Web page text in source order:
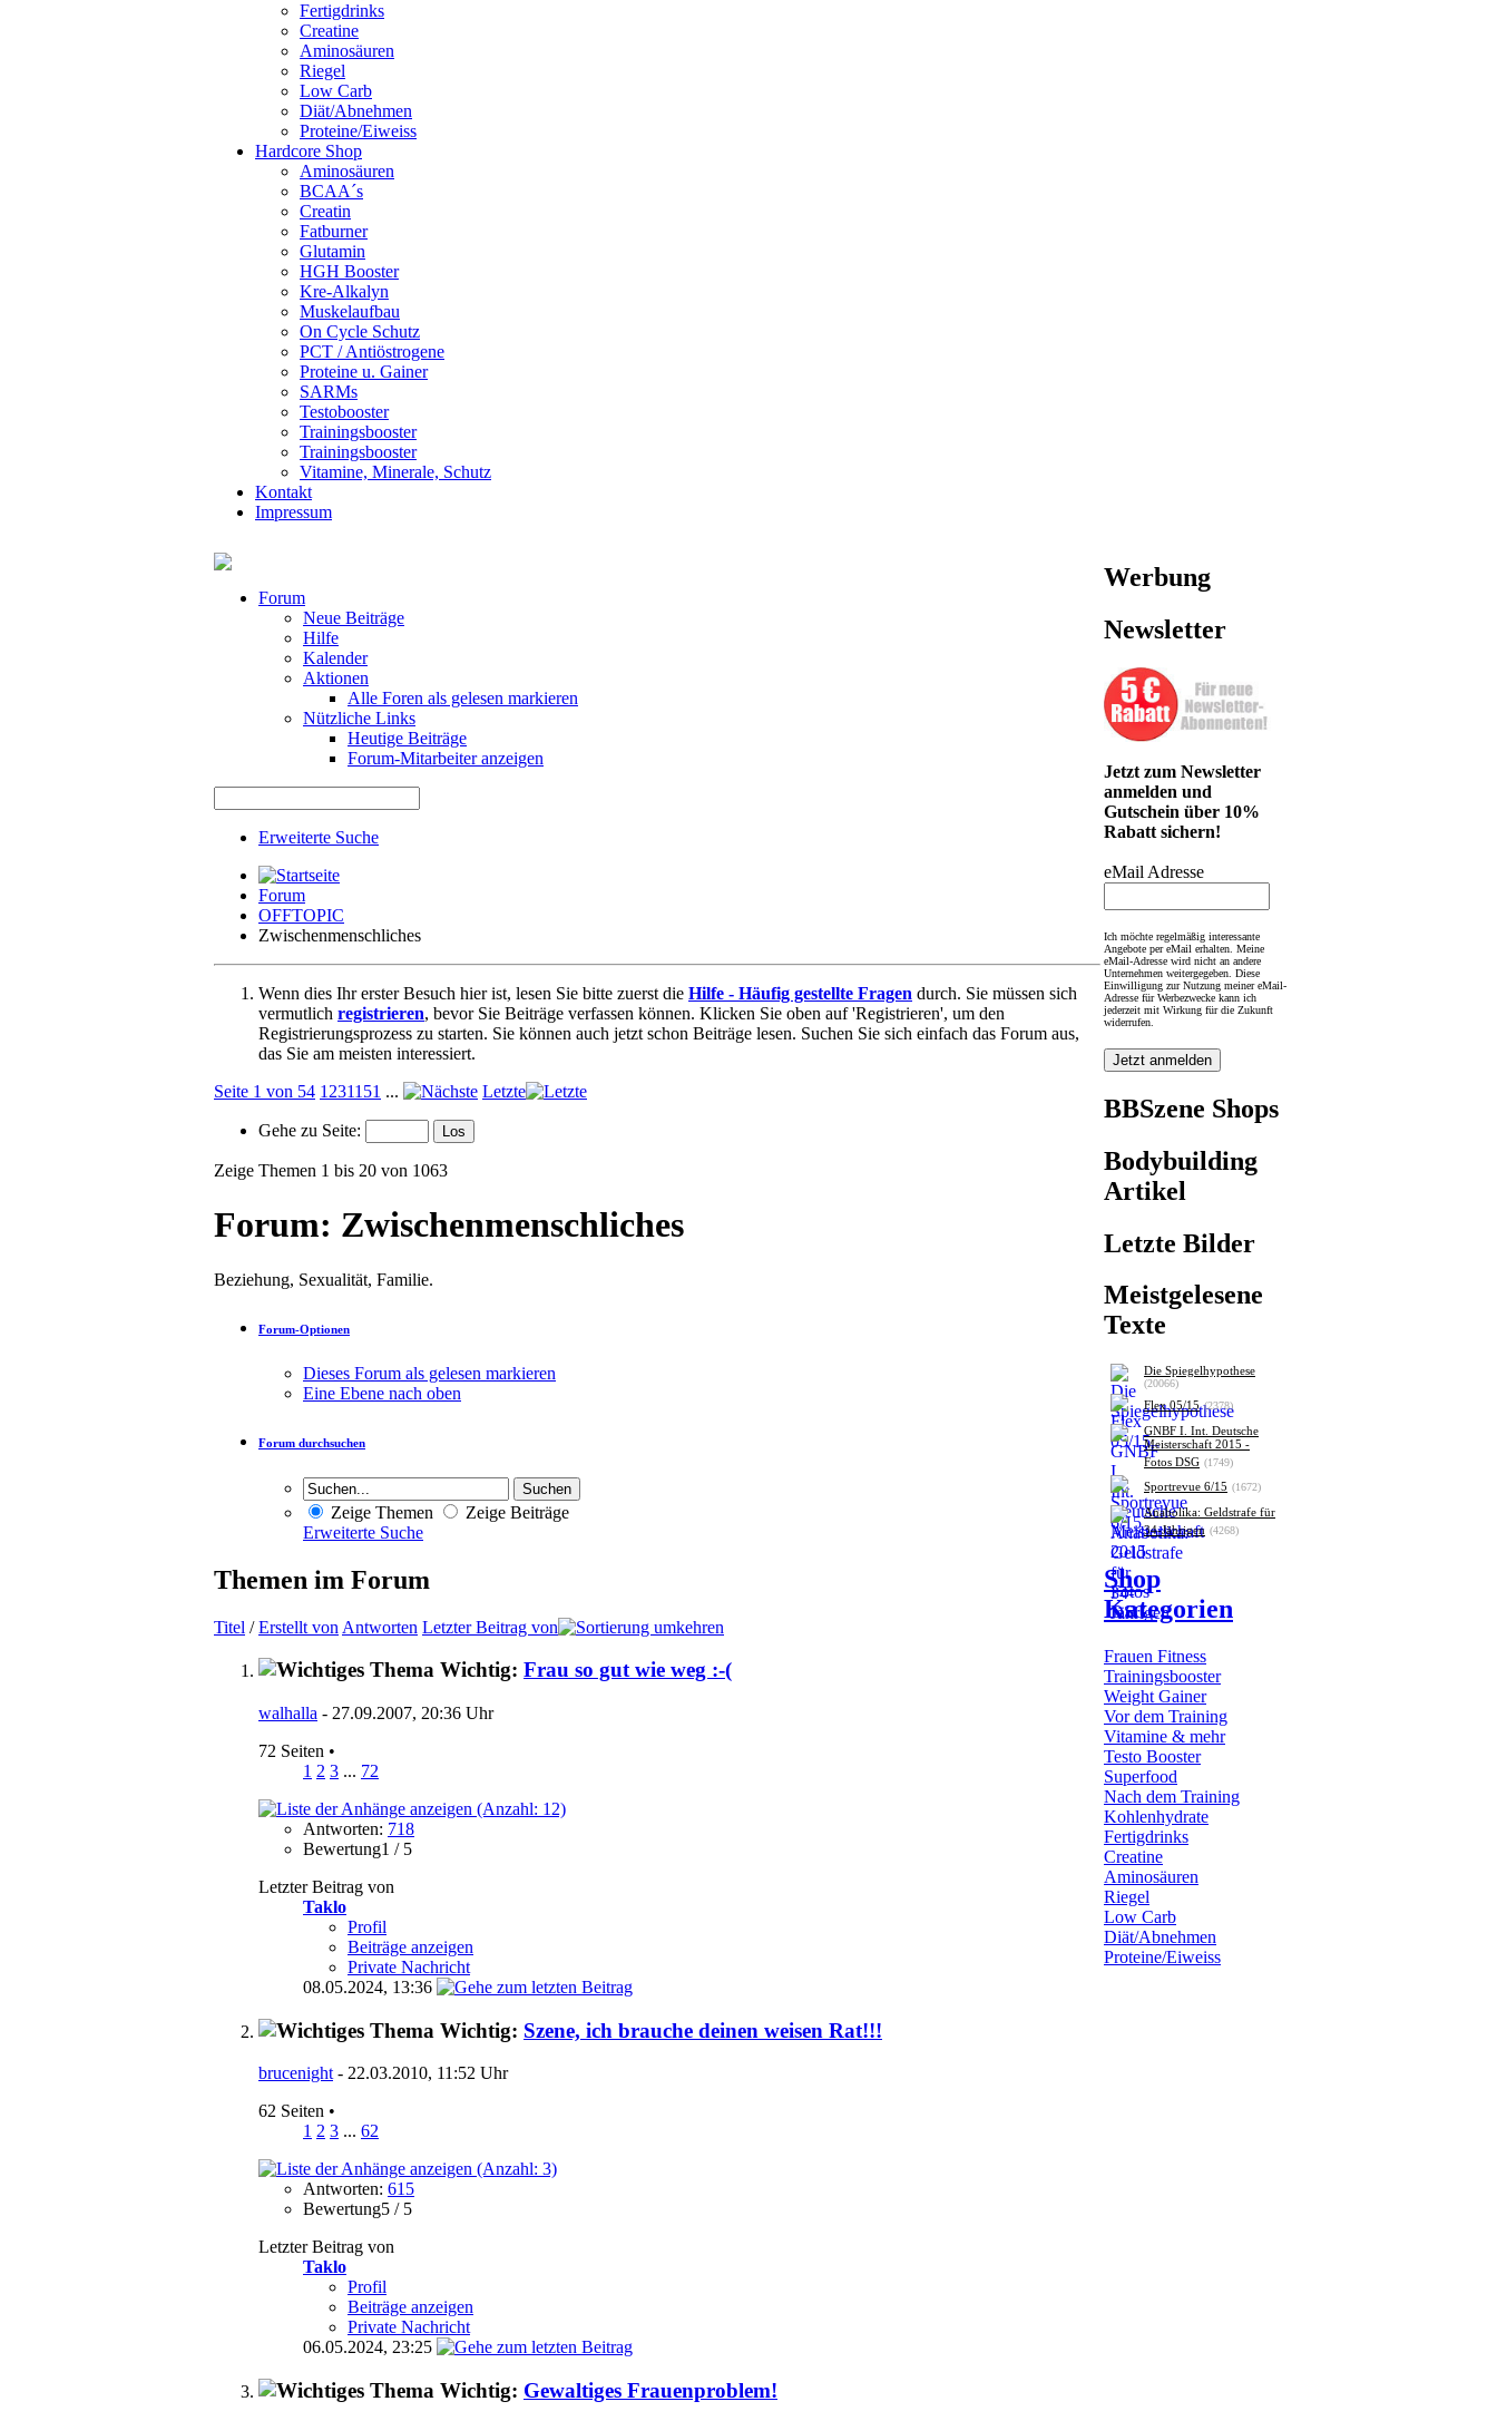
Fertigdrinks
Creatine
Aminosäuren
Riegel
Low Carb
Diät/Abnehmen
Proteine/Eiweiss
Hardcore Shop
Aminosäuren
BCAA´s
Creatin
Fatburner
Glutamin
HGH Booster
Kre-Alkalyn
Muskelaufbau
On Cycle Schutz
PCT / Antiöstrogene
Proteine u. Gainer
SARMs
Testobooster
Trainingsbooster
Trainingsbooster
Vitamine, Minerale, Schutz
Kontakt
Impressum
Forum
Neue Beiträge
Hilfe
Kalender
Aktionen
Alle Foren als gelesen markieren
Nützliche Links
Heutige Beiträge
Forum-Mitarbeiter anzeigen
Erweiterte Suche
Forum
OFFTOPIC
Zwischenmenschliches
Wenn dies Ihr erster Besuch hier ist, lesen Sie bitte zuerst die Hilfe - Häufig gestellte Fragen durch. Sie müssen sich
vermutlich registrieren, bevor Sie Beiträge verfassen können. Klicken Sie oben auf 'Registrieren', um den
Registrierungsprozess zu starten. Sie können auch jetzt schon Beiträge lesen. Suchen Sie sich einfach das Forum aus,
das Sie am meisten interessiert.
Seite 1 von 54 1 2311 51 ... Letzte
Gehe zu Seite:
Zeige Themen 1 bis 20 von 1063
Forum: Zwischenmenschliches
Beziehung, Sexualität, Familie.
Forum-Optionen
Dieses Forum als gelesen markieren
Eine Ebene nach oben
Forum durchsuchen
Zeige Themen
Zeige Beiträge
Erweiterte Suche
Themen im Forum
Titel /Erstellt von Antworten Letzter Beitrag von
Wichtig: Frau so gut wie weg :-(
walhalla - 27.09.2007, 20:36 Uhr
72 Seiten •
1 2 3 ... 72
Antworten: 718
Bewertung1 / 5
Letzter Beitrag von
Taklo
Profil
Beiträge anzeigen
Private Nachricht
08.05.2024, 13:36
Wichtig: Szene, ich brauche deinen weisen Rat!!!
brucenight- 22.03.2010, 11:52 Uhr
62 Seiten •
1 2 3 ... 62
Antworten: 615
Bewertung5 / 5
Letzter Beitrag von
Taklo
Profil
Beiträge anzeigen
Private Nachricht
06.05.2024, 23:25
Wichtig: Gewaltiges Frauenproblem!
Werbung
Newsletter
Jetzt zum Newsletter
anmelden und
Gutschein über 10%
Rabatt sichern!
eMail Adresse
Ich möchte regelmäßig interessante
Angebote per eMail erhalten. Meine
eMail-Adresse wird nicht an andere
Unternehmen weitergegeben. Diese
Einwilligung zur Nutzung meiner eMail-
Adresse für Werbezwecke kann ich
jederzeit mit Wirkung für die Zukunft
widerrufen.
BBSzene Shops
Bodybuilding
Artikel
Letzte Bilder
Meistgelesene
Texte
Die Spiegelhypothese
(20066)
Flex 05/15 (2378)
GNBF I. Int. Deutsche
Meisterschaft 2015 -
Fotos DSG (1749)
Sportrevue 6/15 (1672)
Anabolika: Geldstrafe für
34-Jährigen (4268)
Shop
Kategorien
Frauen Fitness
Trainingsbooster
Weight Gainer
Vor dem Training
Vitamine & mehr
Testo Booster
Superfood
Nach dem Training
Kohlenhydrate
Fertigdrinks
Creatine
Aminosäuren
Riegel
Low Carb
Diät/Abnehmen
Proteine/Eiweiss